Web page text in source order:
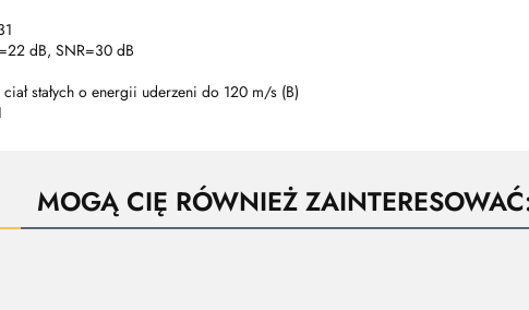
dB, SNR=30 dB
stałych o energii uderzeni do 120 m/s (B)
MOGĄ CIĘ RÓWNIEŻ